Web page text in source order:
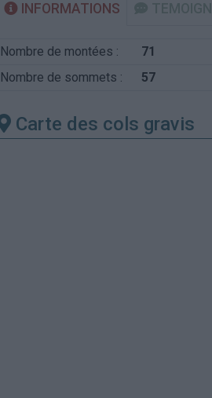
INFORMATIONS
Nombre de montées : 71
Nombre de sommets :
57
Carte des cols gravis